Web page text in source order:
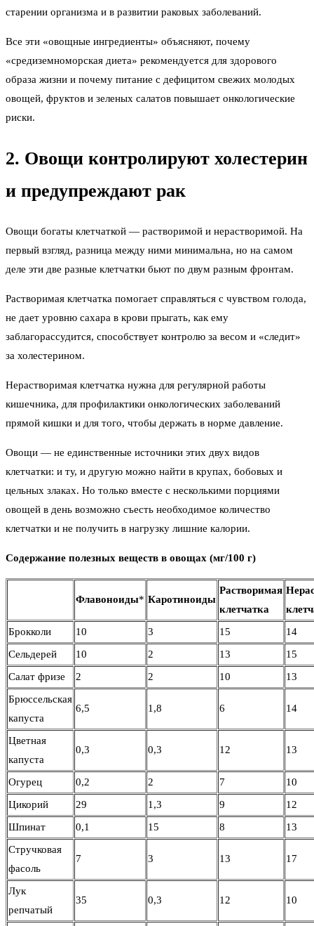
старении организма и в развитии раковых заболеваний.
Все эти «овощные ингредиенты» объясняют, почему
«средиземноморская диета» рекомендуется для здорового
образа жизни и почему питание с дефицитом свежих молодых
овощей, фруктов и зеленых салатов повышает онкологические
риски.
2. Овощи контролируют холестерин
и предупреждают рак
Овощи богаты клетчаткой — растворимой и нерастворимой. На
первый взгляд, разница между ними минимальна, но на самом
деле эти две разные клетчатки бьют по двум разным фронтам.
Растворимая клетчатка помогает справляться с чувством голода,
не дает уровню сахара в крови прыгать, как ему
заблагорассудится, способствует контролю за весом и «следит»
за холестерином.
Нерастворимая клетчатка нужна для регулярной работы
кишечника, для профилактики онкологических заболеваний
прямой кишки и для того, чтобы держать в норме давление.
Овощи — не единственные источники этих двух видов
клетчатки: и ту, и другую можно найти в крупах, бобовых и
цельных злаках. Но только вместе с несколькими порциями
овощей в день возможно съесть необходимое количество
клетчатки и не получить в нагрузку лишние калории.
Содержание полезных веществ в овощах (мг/100 г)
Флавоноиды* Каротиноиды
Растворимая
клетчатка
Брокколи
10 3 15
14
Сельдерей
10 2 13
15
Салат фризе
2 2 10
13
Брюссельская
капуста
6,5 1,8 6 14
Цветная
капуста
0,3 0,3 12 13
Огурец 0,2 2 7
10
Цикорий
29 1,3 9
12
Шпинат
0,1 15 8
13
Стручковая
фасоль
7 3 13 17
Лук
репчатый
35 0,3 12 10